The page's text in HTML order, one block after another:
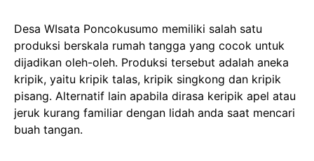
Desa WIsata Poncokusumo memiliki salah satu
produksi berskala rumah tangga yang cocok untuk
dijadikan oleh-oleh. Produksi tersebut adalah aneka
kripik, yaitu kripik talas, kripik singkong dan kripik
pisang. Alternatif lain apabila dirasa keripik apel atau
jeruk kurang familiar dengan lidah anda saat mencari
buah tangan.